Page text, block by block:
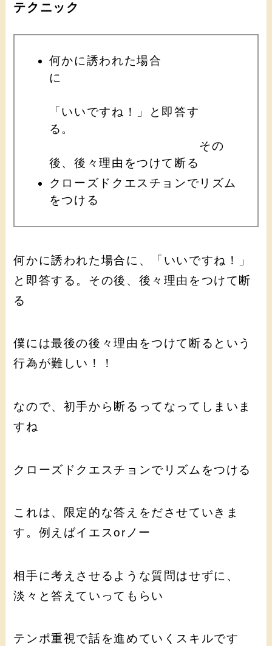
テクニック
何かに誘われた場合
に
「いいですね！」と即答す
る。
その
後、後々理由をつけて断る
クローズドクエスチョンでリズム
をつける
何かに誘われた場合に、「いいですね！」
と即答する。その後、後々理由をつけて断
る
僕には最後の後々理由をつけて断るという
行為が難しい！！
なので、初手から断るってなってしまいま
すね
クローズドクエスチョンでリズムをつける
これは、限定的な答えをださせていきま
す。例えばイエスorノー
相手に考えさせるような質問はせずに、
淡々と答えていってもらい
テンポ重視で話を進めていくスキルです